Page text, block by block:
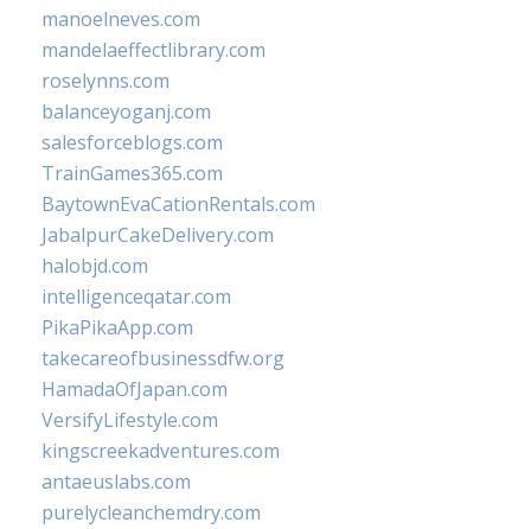
manoelneves.com
mandelaeffectlibrary.com
roselynns.com
balanceyoganj.com
salesforceblogs.com
TrainGames365.com
BaytownEvaCationRentals.com
JabalpurCakeDelivery.com
halobjd.com
intelligenceqatar.com
PikaPikaApp.com
takecareofbusinessdfw.org
HamadaOfJapan.com
VersifyLifestyle.com
kingscreekadventures.com
antaeuslabs.com
purelycleanchemdry.com